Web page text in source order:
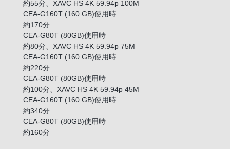
約55分、XAVC HS 4K 59.94p 100M
CEA-G160T (160 GB)使用時
約170分
CEA-G80T (80GB)使用時
約80分、XAVC HS 4K 59.94p 75M
CEA-G160T (160 GB)使用時
約220分
CEA-G80T (80GB)使用時
約100分、XAVC HS 4K 59.94p 45M
CEA-G160T (160 GB)使用時
約340分
CEA-G80T (80GB)使用時
約160分